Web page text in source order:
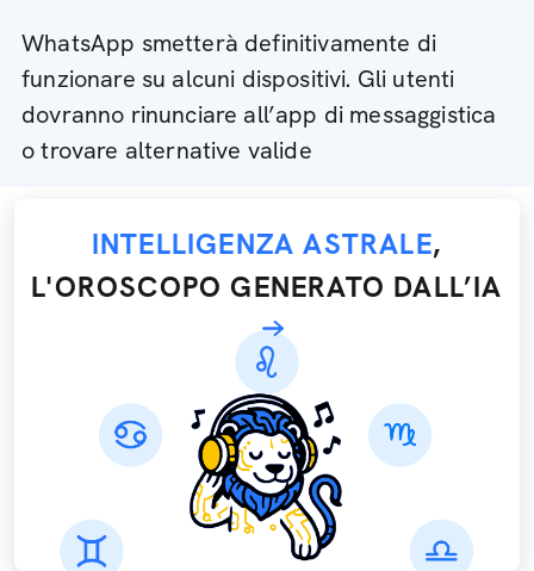
WhatsApp smetterà definitivamente di
funzionare su alcuni dispositivi. Gli utenti
dovranno rinunciare all’app di messaggistica
o trovare alternative valide
INTELLIGENZA ASTRALE,
L'OROSCOPO GENERATO DALL’IA